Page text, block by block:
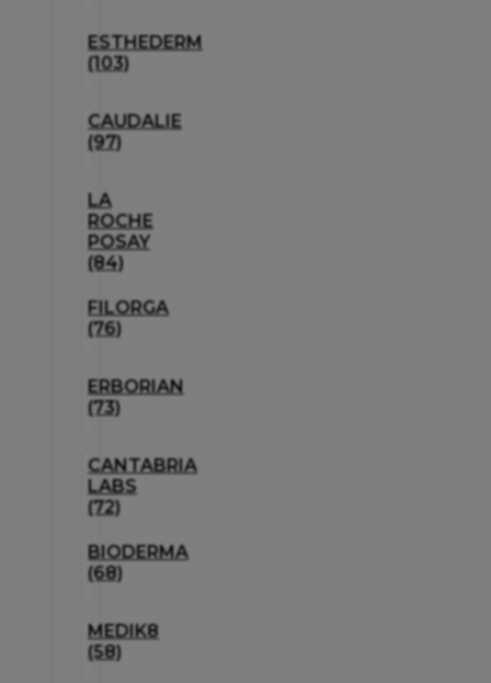
ESTHEDERM
(103)
CAUDALIE
(97)
LA
ROCHE
POSAY
(84)
FILORGA
(76)
ERBORIAN
(73)
CANTABRIA
LABS
(72)
BIODERMA
(68)
MEDIK8
(58)